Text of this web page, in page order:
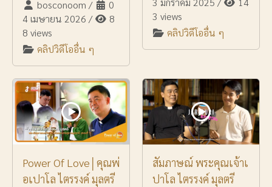
bosconoom /
0
4 เมษายน 2026 /
8
8 views
คลิปวิดีโออื่น ๆ
3 views
คลิปวิดีโออื่น ๆ
Power Of Love│คุณพ่
อเปาโล ไตรรงค์ มุลตรี
สัมภาษณ์ พระคุณเจ้าเ
ปาโล ไตรรงค์ มุลตรี